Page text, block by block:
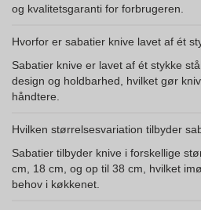
og kvalitetsgaranti for forbrugeren.
Hvorfor er sabatier knive lavet af ét
Sabatier knive er lavet af ét stykke
design og holdbarhed, hvilket gør
håndtere.
Hvilken størrelsesvariation tilbyder
Sabatier tilbyder knive i forskellige
cm, 18 cm, og op til 38 cm, hvilket
behov i køkkenet.